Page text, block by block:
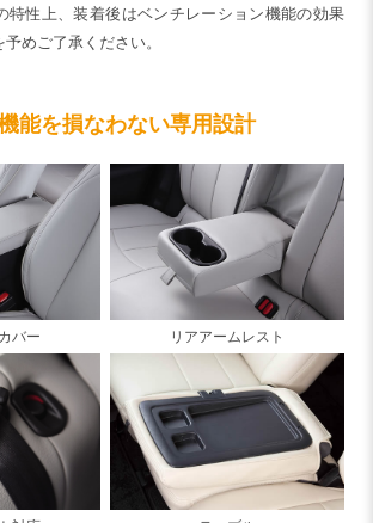
特性上、装着後はベンチレーション機能の効果
めご了承ください。
能を損なわない専用設計
バー リアアームレスト